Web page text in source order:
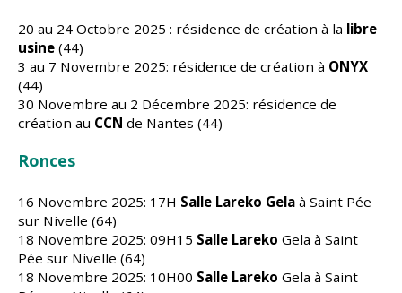
20 au 24 Octobre 2025 : résidence de création à la libre
usine (44)
3 au 7 Novembre 2025: résidence de création à ONYX
(44)
30 Novembre au 2 Décembre 2025: résidence de
création au CCN de Nantes (44)
Ronces
16 Novembre 2025: 17H Salle Lareko Gela à Saint Pée
sur Nivelle (64)
18 Novembre 2025: 09H15 Salle Lareko Gela à Saint
Pée sur Nivelle (64)
18 Novembre 2025: 10H00 Salle Lareko Gela à Saint